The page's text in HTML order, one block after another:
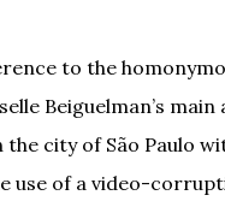
to the
Beiguelman’s
city of São Paulo
use of a video-